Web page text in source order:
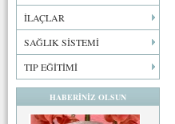
İLAÇLAR
SAĞLIK SİSTEMİ
TIP EĞİTİMİ
HABERİNİZ OLSUN